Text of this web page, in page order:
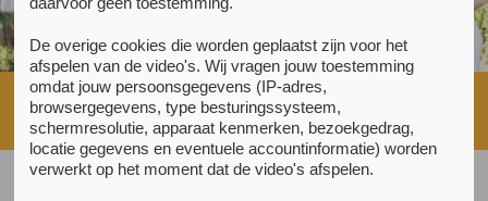
Home»Voorlichting en training»Cursussen jongeren 12 tot 18
jaar»Ervaringsverhaal van Nikki
De overige cookies die worden geplaatst zijn voor het
afspelen van de video's. Wij vragen jouw toestemming
omdat jouw persoonsgegevens (IP-adres,
browsergegevens, type besturingssysteem,
schermresolutie, apparaat kenmerken, bezoekgedrag,
locatie gegevens en eventuele accountinformatie) worden
verwerkt op het moment dat de video's afspelen.